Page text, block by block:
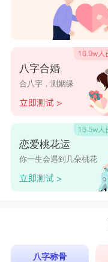
八字合婚
合八字，测姻缘
恋爱桃花运
你一生会遇到几朵桃花
八字称骨